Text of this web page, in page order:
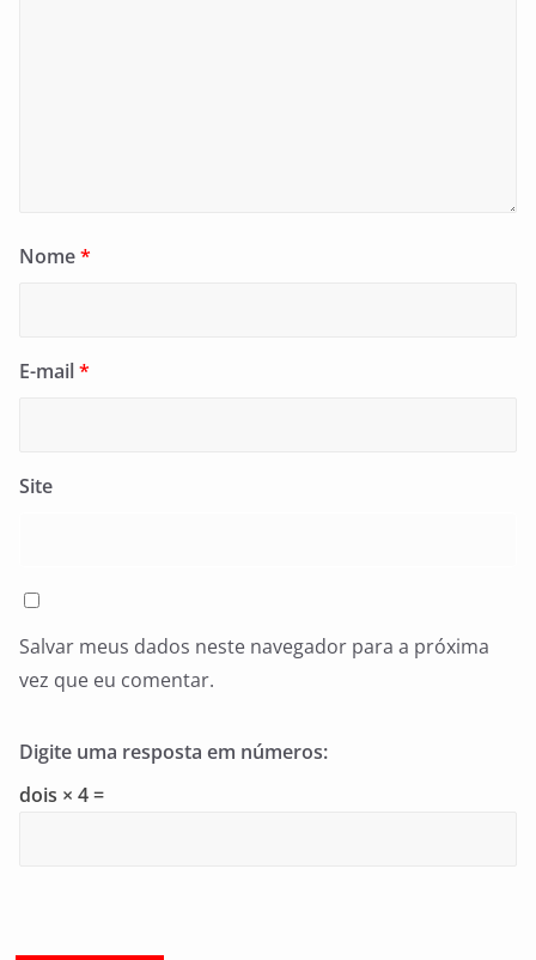
Nome*
E-mail*
Site
Salvar meus dados neste navegador para a próxima
vez que eu comentar.
Digite uma resposta em números:
dois × 4 =